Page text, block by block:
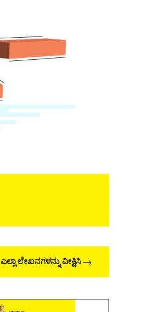
ಎಲ್ಲಾ ಲೇಖನಗಳನ್ನು ವೀಕ್ಷಿಸಿ